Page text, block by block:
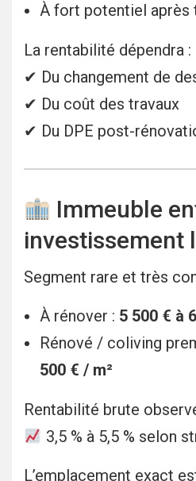
À fort potentiel après
La rentabilité dépendra :
✔ Du changement de
✔ Du coût des travaux
✔ Du DPE post-
Immeuble
investissement
Segment rare et très
À rénover : 5 500 € à
Rénové / coliving
500 € / m²
Rentabilité brute
3,5 % à 5,5 % selon
L’emplacement exact